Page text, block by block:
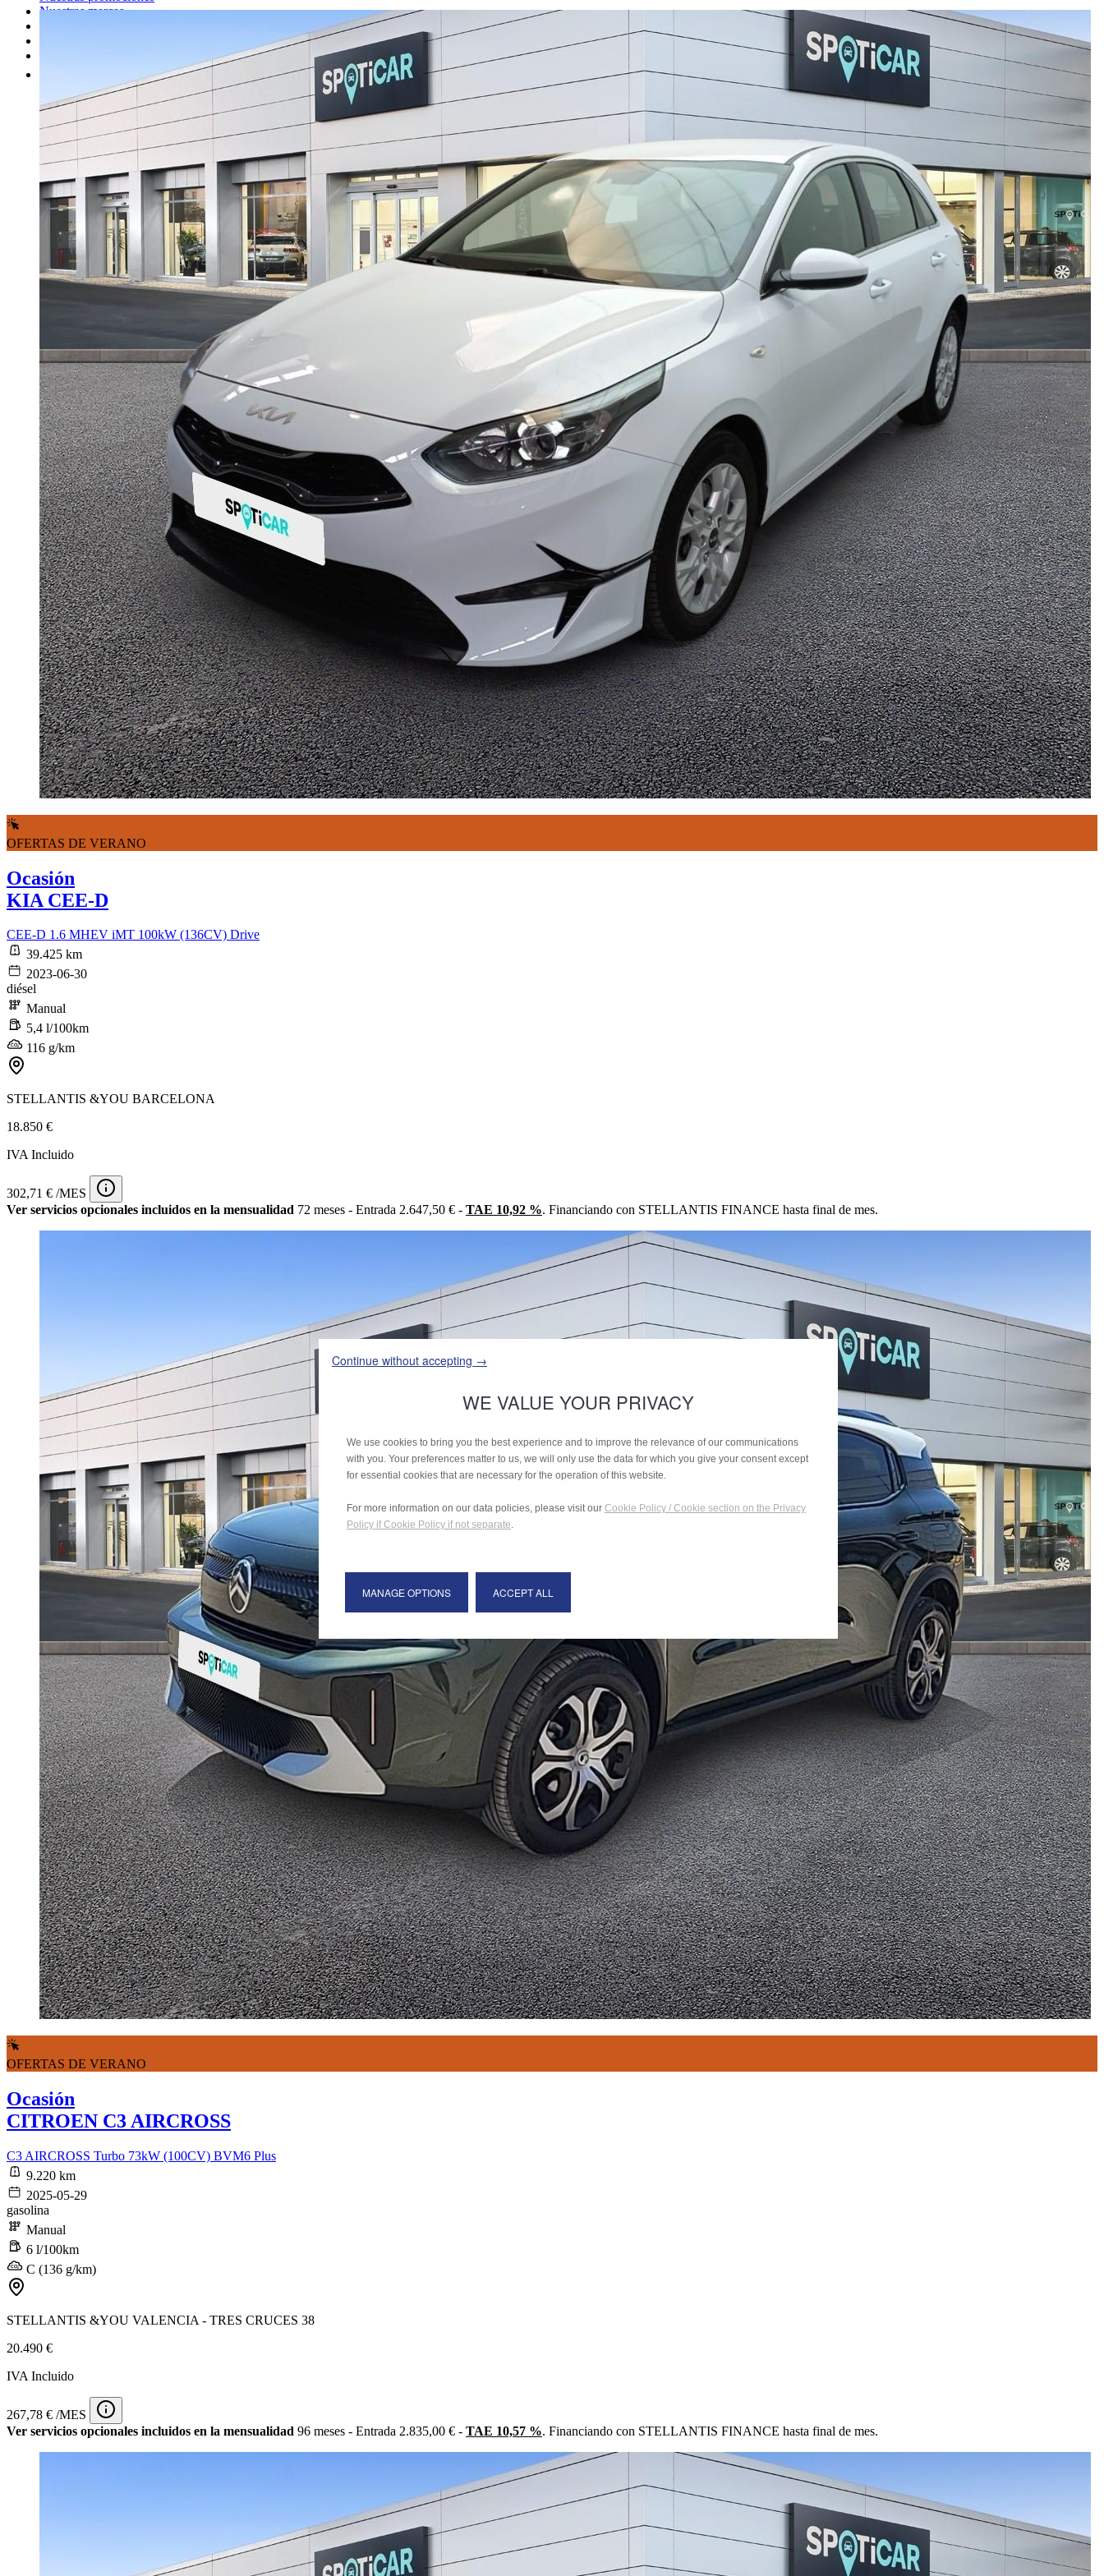
Nuestras marcas
OFERTAS DE VERANO
Ocasión
KIA CEE-D
CEE-D 1.6 MHEV iMT 100kW (136CV) Drive
39.425 km
2023-06-30
diésel
Manual
5,4 l/100km
116 g/km
STELLANTIS &YOU BARCELONA
18.850 €
IVA Incluido
302,71 € /MES
Ver servicios opcionales incluidos en la mensualidad 72 meses - Entrada 2.647,50 € - TAE 10,92 %. Financiando con STELLANTIS FINANCE hasta final de mes.
OFERTAS DE VERANO
Ocasión
CITROEN C3 AIRCROSS
C3 AIRCROSS Turbo 73kW (100CV) BVM6 Plus
9.220 km
2025-05-29
gasolina
Manual
6 l/100km
C (136 g/km)
STELLANTIS &YOU VALENCIA - TRES CRUCES 38
20.490 €
IVA Incluido
267,78 € /MES
Ver servicios opcionales incluidos en la mensualidad 96 meses - Entrada 2.835,00 € - TAE 10,57 %. Financiando con STELLANTIS FINANCE hasta final de mes.
Continue without accepting →
WE VALUE YOUR PRIVACY
We use cookies to bring you the best experience and to improve the relevance of our communications
with you. Your preferences matter to us, we will only use the data for which you give your consent except
for essential cookies that are necessary for the operation of this website.
For more information on our data policies, please visit our Cookie Policy / Cookie section on the Privacy
Policy if Cookie Policy if not separate.
MANAGE OPTIONS ACCEPT ALL